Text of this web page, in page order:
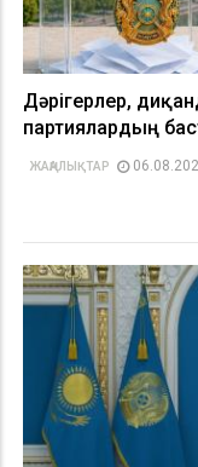
Дәрігерлер,
партиялардың
ЖАҢАЛЫҚТАР